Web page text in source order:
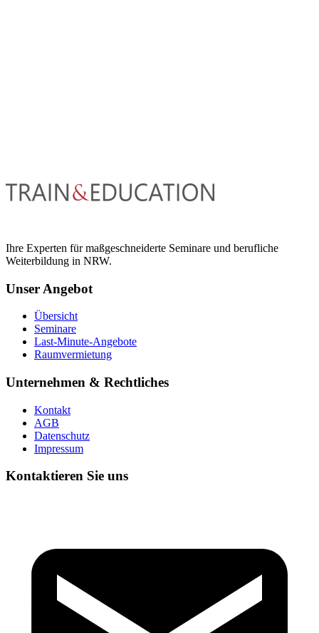
Ihre Experten für maßgeschneiderte Seminare und berufliche
Weiterbildung in NRW.
Unser Angebot
Übersicht
Seminare
Last-Minute-Angebote
Raumvermietung
Unternehmen & Rechtliches
Kontakt
AGB
Datenschutz
Impressum
Kontaktieren Sie uns